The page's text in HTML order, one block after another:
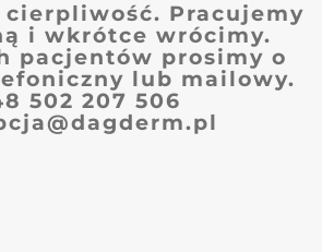
cierpliwość. Pracujemy
i wkrótce wrócimy.
pacjentów prosimy o
lub mailowy.
502 207 506